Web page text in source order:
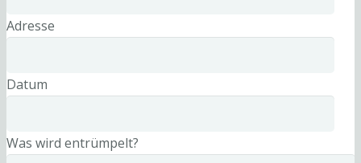
Adresse
Datum
Was wird entrümpelt?